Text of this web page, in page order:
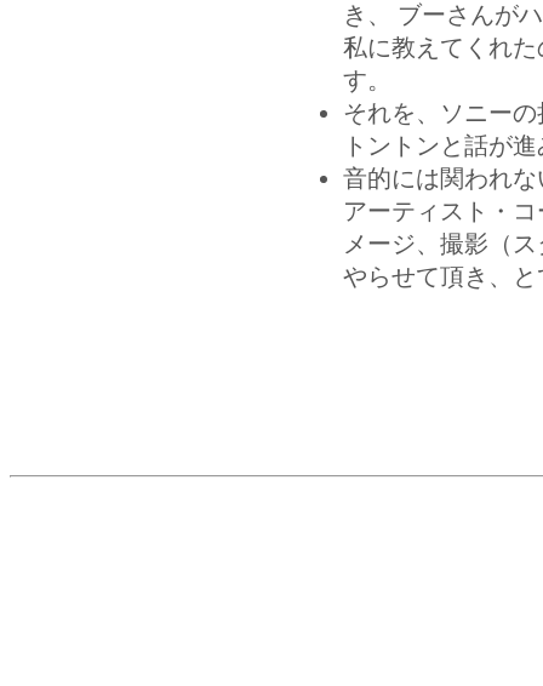
き、 ブーさんが
私に教えてくれ
す。
それを、ソニー
トントンと話が
音的には関われ
アーティスト・
メージ、撮影（
やらせて頂き、